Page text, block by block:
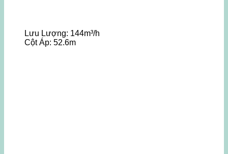
Lưu Lượng: 144m³/h
Cột Áp: 52.6m